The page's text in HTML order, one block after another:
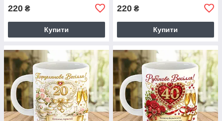
220 ₴
Купити
220 ₴
Купити